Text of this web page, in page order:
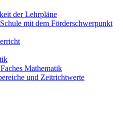
der Lehrpläne
mit dem Förderschwerpunkt
Mathematik
und Zeitrichtwerte